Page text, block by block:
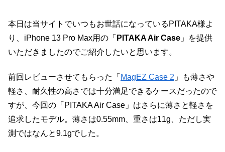
本日は当サイトでいつもお世話になっているPITAKA様よ
り、iPhone 13 Pro Max用の「 PITAKA Air Case 」を提供
いただきましたのでご紹介したいと思います。
前回レビューさせてもらった「 MagEZ Case 2 」も薄さや
軽さ、耐久性の高さでは十分満足できるケースだったので
すが、今回の「PITAKA Air Case」はさらに薄さと軽さを
追求したモデル。薄さは0.55mm、重さは11g、ただし実
測ではなんと9.1gでした。